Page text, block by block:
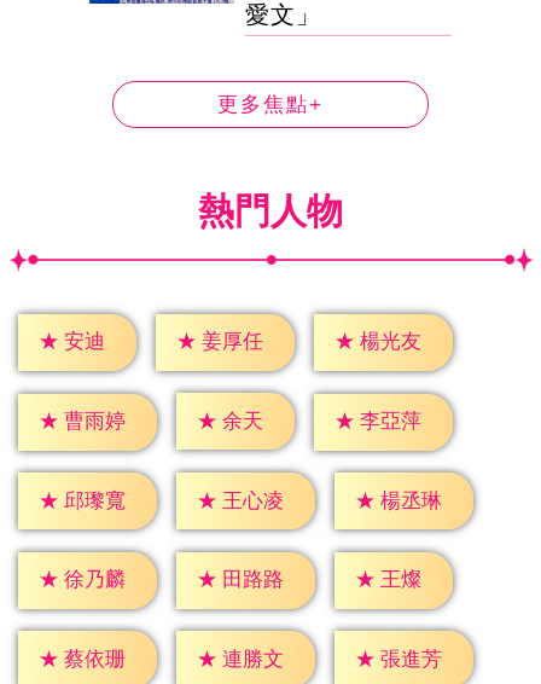
愛文」
更多焦點+
熱門人物
★ 安迪 ★ 姜厚任 ★ 楊光友
★ 曹雨婷 ★ 余天 ★ 李亞萍
★ 邱瓈寬 ★ 王心凌 ★ 楊丞琳
★ 徐乃麟 ★ 田路路 ★ 王燦
★ 蔡依珊 ★ 連勝文 ★ 張進芳